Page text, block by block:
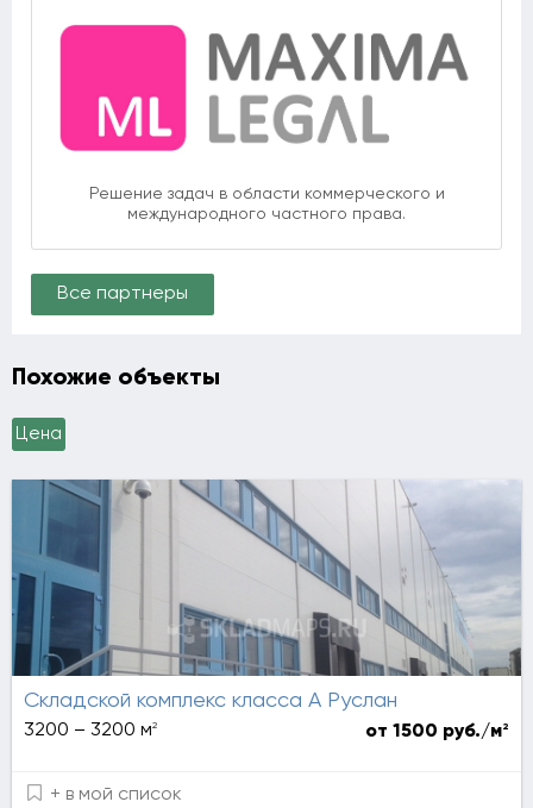
Решение задач в области коммерческого и
международного частного права.
Все партнеры
Похожие объекты
Цена
Складской комплекс класса А Руслан
3200 – 3200 м2 от 1500 руб./м2
+ в мой список